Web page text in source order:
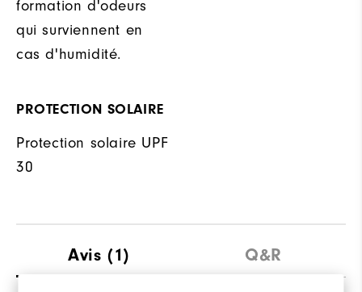
formation d'odeurs
qui surviennent en
cas d'humidité.
PROTECTION SOLAIRE
Protection solaire UPF
30
Avis (1) Q&R